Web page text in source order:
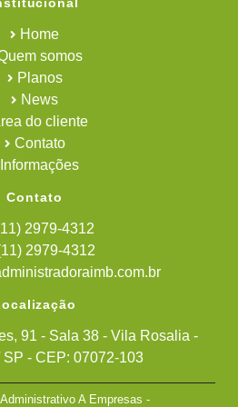
Home
somos
Planos
News
do cliente
Contato
Informações
Contato
2979-4312
2979-4312
91 - Sala 38 - Vila Rosalia -
SP - CEP: 07072-103
A Empresas -